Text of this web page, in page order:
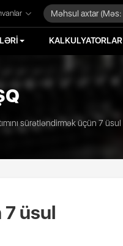
KALKULYATORLAR
sürətləndirmək üçün 7 üsul
7 üsul